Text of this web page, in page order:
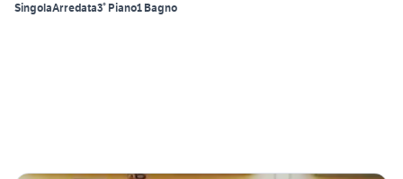
SingolaArredata3° Piano1 Bagno